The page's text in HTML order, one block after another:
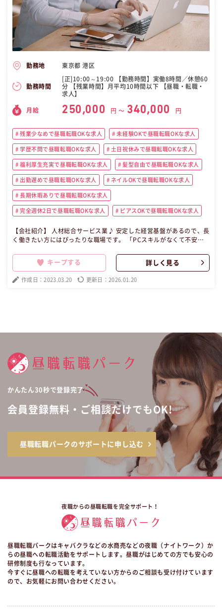
勤務地 東京都 港区
勤務時間
[正]10:00～19:00 【勤務時間】実働8時間／休憩60
分 【残業時間】月平均10時間以下 【昼職・転職・
求人】
月給 250,000 円 〜 340,000 円
残業少なめで昼職転職OKな求人 未経験OKで昼職転職OKな求人
学歴不問で昼職転職OKな求人 土日祝休みで昼職転職OKな求人
福利厚生充実で昼職転職OKな求人 髪型自由で昼職転職OKな求人
出勤遅めで昼職転職OKな求人 ネイルOKで昼職転職OKな求人
長期休暇ありで昼職転職OKな求人
完全週休2日で昼職転職OKな求人 ピアスOKで昼職転職OKな求人
【会社紹介】 人材総合サービス業♪ 安定した経営基盤があるので、長
く働きたい方にはぴったりな職場です。 「PCスキルがなくて不安」
気軽にご相談ください。 【勤務時の恰好について】 髪型・髪色自由、
服装自由、髭(ひげ)OK、ネイルOK、ピアスOK 【昼職・転職・求人】
この昼職求人は東京都港区正社員事務の昼職へ転職したい方の求人で
す。
キープする 詳しく見る
作成日：2023.03.20 更新日：2026.01.20
かんたん30秒で登録完了
会員登録無料・ご相談だけでもOK!
昼職転職パークのサポートに申し込む
夜職からの昼職転職を完全サポート！
昼職転職パークはキャバクラなどの水商売などの夜職（ナイトワーク）か
らの昼職への転職活動をサポートします。昼職がはじめての方でも安心の
研修制度も行なっています。
今すぐに昼職への転職を考えていない方からのご相談も受け付けています
ので、お気軽にお問い合わせください。